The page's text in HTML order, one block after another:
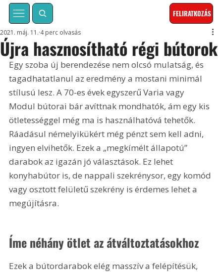
FELIRATKOZÁS
Újra hasznosítható régi bútorok
2021. máj. 11. 4 perc olvasás
Egy szoba új berendezése nem olcsó mulatság, és
tagadhatatlanul az eredmény a mostani minimál
stílusú lesz. A 70-es évek egyszerű Varia vagy
Modul bútorai bár avíttnak mondhatók, ám egy kis
ötletességgel még ma is használhatóvá tehetők.
Ráadásul némelyikükért még pénzt sem kell adni,
ingyen elvihetők. Ezek a „megkímélt állapotú”
darabok az igazán jó választások. Ez lehet
konyhabútor is, de nappali szekrénysor, egy komód
vagy osztott felületű szekrény is érdemes lehet a
megújításra.
Íme néhány ötlet az átváltoztatásokhoz
Ezek a bútordarabok elég masszív a felépítésük,